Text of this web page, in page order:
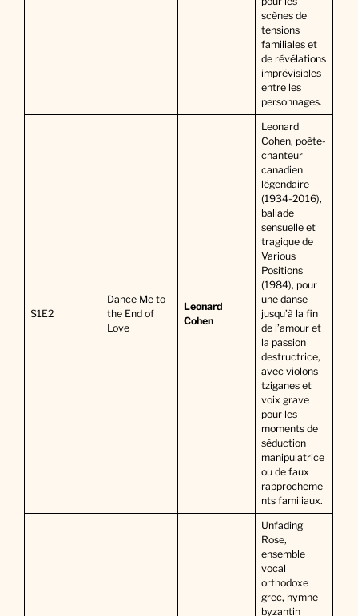
scènes de
tensions
familiales et
de révélations
imprévisibles
entre les
personnages.
S1E2
Dance Me to
the End of
Love
Leonard
Cohen
Leonard
Cohen, poète-
chanteur
canadien
légendaire
(1934-2016),
ballade
sensuelle et
tragique de
Various
Positions
(1984), pour
une danse
jusqu’à la fin
de l’amour et
la passion
destructrice,
avec violons
tziganes et
voix grave
pour les
moments de
séduction
manipulatrice
ou de faux
rapprocheme
nts familiaux.
Unfading
Rose,
ensemble
vocal
orthodoxe
grec, hymne
byzantin